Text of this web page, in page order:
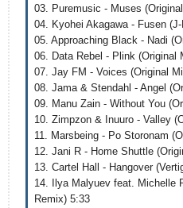
03. Puremusic - Muses
04. Kyohei Akagawa - Fusen
05. Approaching Black - Nadi
06. Data Rebel - Plink (Original
07. Jay FM - Voices (Original
08. Jama & Stendahl - Angel
09. Manu Zain - Without You
10. Zimpzon & Inuuro - Valley
11. Marsbeing - Po Storonam
12. Jani R - Home Shuttle
13. Cartel Hall - Hangover
14. Ilya Malyuev feat. Michelle
Remix) 5:33